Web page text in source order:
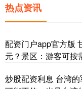
热点资讯
配资门户app官方版
元？景区：游客可按
炒股配资利息 台湾